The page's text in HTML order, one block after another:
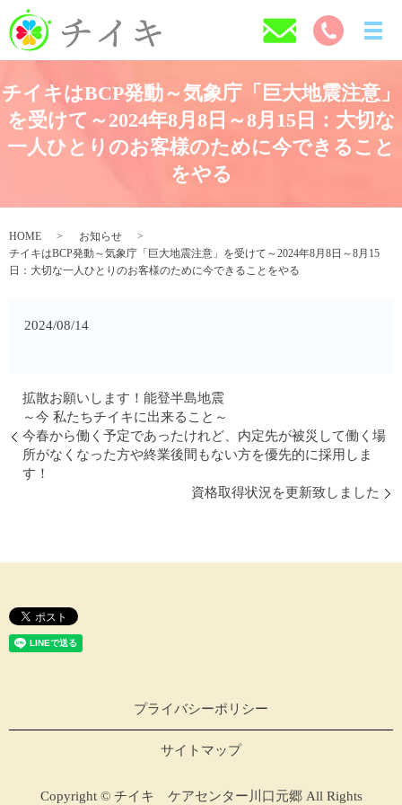
チイキはBCP発動～気象庁「巨大地震注意」
を受けて～2024年8月8日～8月15日：大切な
一人ひとりのお客様のために今できること
をやる
HOME
お知らせ
チイキはBCP発動～気象庁「巨大地震注意」を受けて～2024年8月8日～8月15
日：大切な一人ひとりのお客様のために今できることをやる
2024/08/14
拡散お願いします！能登半島地震
～今 私たちチイキに出来ること～
今春から働く予定であったけれど、内定先が被災して働く場
所がなくなった方や終業後間もない方を優先的に採用しま
す！
資格取得状況を更新致しました
プライバシーポリシー
サイトマップ
Copyright © チイキ ケアセンター川口元郷 All Rights